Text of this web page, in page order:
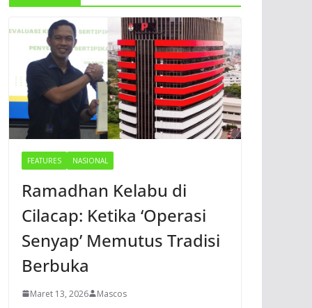
FEATURES NASIONAL
Ramadhan Kelabu di
Cilacap: Ketika ‘Operasi
Senyap’ Memutus Tradisi
Berbuka
Maret 13, 2026 Mascos